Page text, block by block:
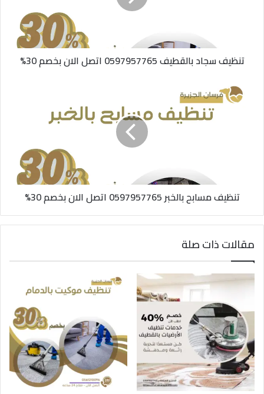
تنظيف سجاد بالقطيف 0597957765 اتصل الان بخصم 30%
تنظيف مسابح بالخبر 0597957765 اتصل الان بخصم 30%
مقالات ذات صلة